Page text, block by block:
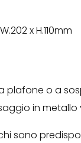
x H.110mm
plafone o a
in metallo
sono